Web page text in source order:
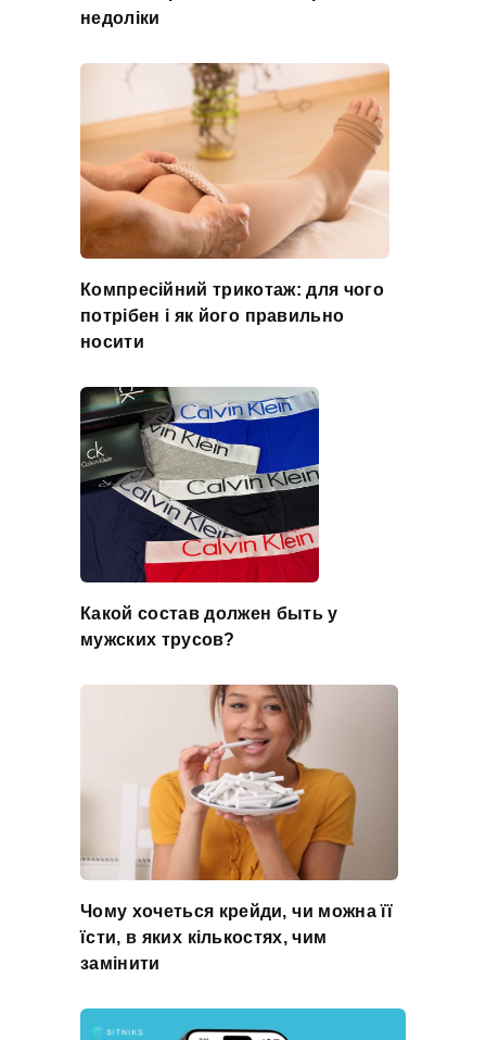
недоліки
Компресійний трикотаж: для чого
потрібен і як його правильно
носити
Какой состав должен быть у
мужских трусов?
Чому хочеться крейди, чи можна її
їсти, в яких кількостях, чим
замінити